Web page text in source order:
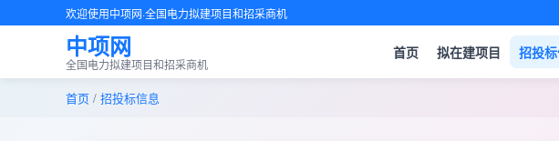
欢迎使用中项网·全国电力拟建项目和招采商机
中项网
全国电力拟建项目和招采商机
首页 拟在建项目 招投
首页 / 招投标信息